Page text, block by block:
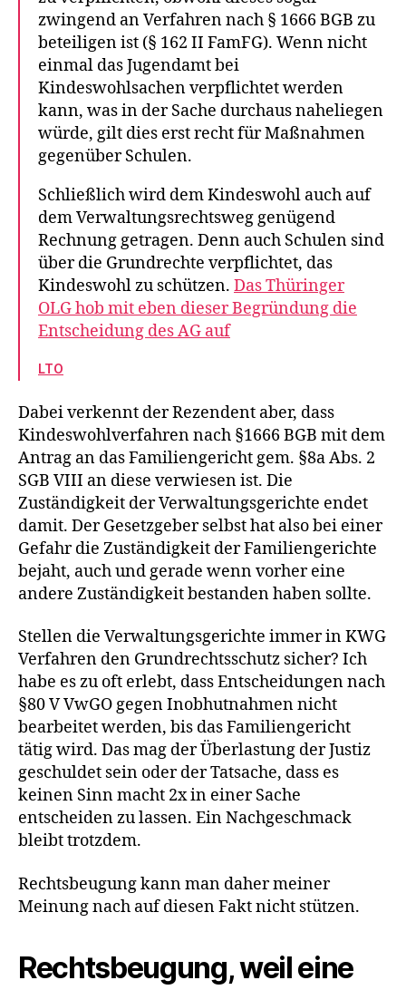
zwingend an Verfahren nach § 1666 BGB zu
beteiligen ist (§ 162 II FamFG). Wenn nicht
einmal das Jugendamt bei
Kindeswohlsachen verpflichtet werden
kann, was in der Sache durchaus naheliegen
würde, gilt dies erst recht für Maßnahmen
gegenüber Schulen.
Schließlich wird dem Kindeswohl auch auf
dem Verwaltungsrechtsweg genügend
Rechnung getragen. Denn auch Schulen sind
über die Grundrechte verpflichtet, das
Kindeswohl zu schützen. Das Thüringer
OLG hob mit eben dieser Begründung die
Entscheidung des AG auf
LTO
Dabei verkennt der Rezendent aber, dass
Kindeswohlverfahren nach §1666 BGB mit dem
Antrag an das Familiengericht gem. §8a Abs. 2
SGB VIII an diese verwiesen ist. Die
Zuständigkeit der Verwaltungsgerichte endet
damit. Der Gesetzgeber selbst hat also bei einer
Gefahr die Zuständigkeit der Familiengerichte
bejaht, auch und gerade wenn vorher eine
andere Zuständigkeit bestanden haben sollte.
Stellen die Verwaltungsgerichte immer in KWG
Verfahren den Grundrechtsschutz sicher? Ich
habe es zu oft erlebt, dass Entscheidungen nach
§80 V VwGO gegen Inobhutnahmen nicht
bearbeitet werden, bis das Familiengericht
tätig wird. Das mag der Überlastung der Justiz
geschuldet sein oder der Tatsache, dass es
keinen Sinn macht 2x in einer Sache
entscheiden zu lassen. Ein Nachgeschmack
bleibt trotzdem.
Rechtsbeugung kann man daher meiner
Meinung nach auf diesen Fakt nicht stützen.
Rechtsbeugung, weil eine